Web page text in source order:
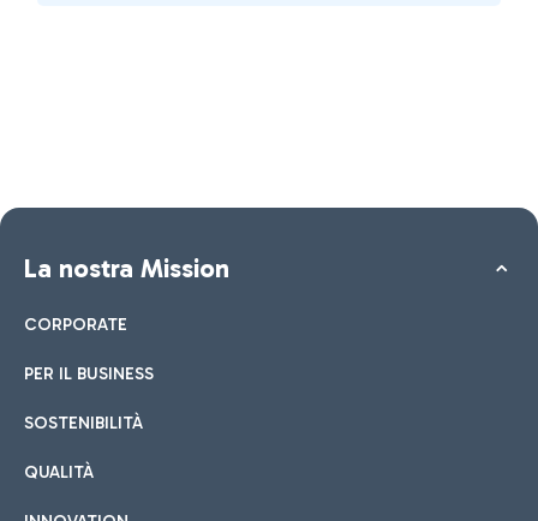
La nostra Mission
CORPORATE
PER IL BUSINESS
SOSTENIBILITÀ
QUALITÀ